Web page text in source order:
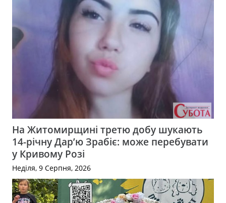
На Житомирщині третю добу шукають
14-річну Дар’ю Зрабіє: може перебувати
у Кривому Розі
Неділя, 9 Серпня, 2026